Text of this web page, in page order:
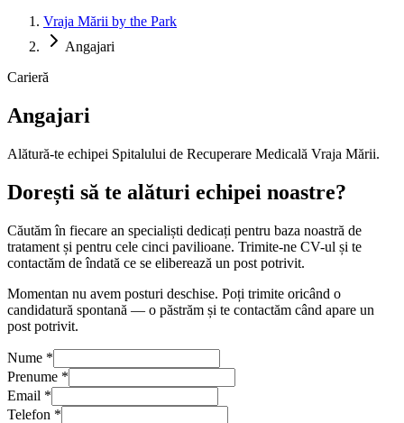
Vraja Mării by the Park
Angajari
Carieră
Angajari
Alătură-te echipei Spitalului de Recuperare Medicală Vraja Mării.
Dorești să te alături echipei noastre?
Căutăm în fiecare an specialiști dedicați pentru baza noastră de
tratament și pentru cele cinci pavilioane. Trimite-ne CV-ul și te
contactăm de îndată ce se eliberează un post potrivit.
Momentan nu avem posturi deschise. Poți trimite oricând o
candidatură spontană — o păstrăm și te contactăm când apare un
post potrivit.
Nume *
Prenume *
Email *
Telefon *